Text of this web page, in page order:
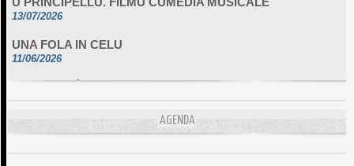
13/07/2026
11/06/2026
DA SCIMULÌ
L'ESSENZIALE CHÌ GHJÈ
10/06/2026
AGENDA